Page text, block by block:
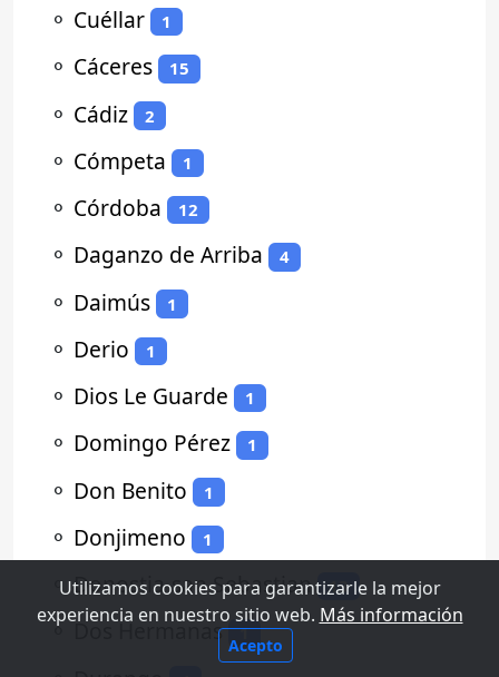
⚬ Cuéllar 1
⚬ Cáceres 15
⚬ Cádiz 2
⚬ Cómpeta 1
⚬ Córdoba 12
⚬ Daganzo de Arriba 4
⚬ Daimús 1
⚬ Derio 1
⚬ Dios Le Guarde 1
⚬ Domingo Pérez 1
⚬ Don Benito 1
⚬ Donjimeno 1
⚬Donostia-san Sebastian 13
⚬Dos Hermanas 1
Utilizamos cookies para garantizarle la mejor
experiencia en nuestro sitio web. Más información
Acepto